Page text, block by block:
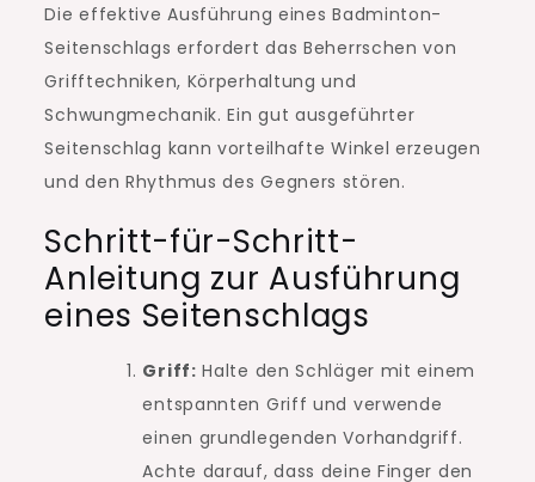
Die effektive Ausführung eines Badminton-
Seitenschlags erfordert das Beherrschen von
Grifftechniken, Körperhaltung und
Schwungmechanik. Ein gut ausgeführter
Seitenschlag kann vorteilhafte Winkel erzeugen
und den Rhythmus des Gegners stören.
Schritt-für-Schritt-
Anleitung zur Ausführung
eines Seitenschlags
Griff: Halte den Schläger mit einem
entspannten Griff und verwende
einen grundlegenden Vorhandgriff.
Achte darauf, dass deine Finger den